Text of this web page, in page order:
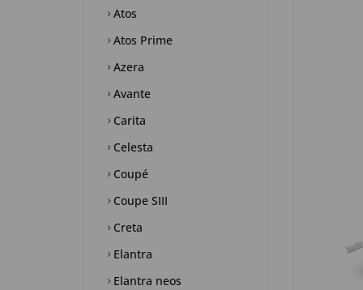
Atos
Atos Prime
Azera
Avante
Carita
Celesta
Coupé
Coupe SIII
Creta
Elantra
Elantra neos